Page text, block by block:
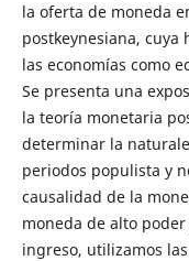
la oferta de moneda
postkeynesiana,
las economías como
Se presenta una
la teoría monetaria
determinar la
periodos populista y
causalidad de la
moneda de alto
ingreso, utilizamos